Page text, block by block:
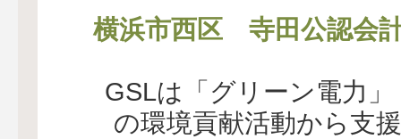
横浜市西区 寺田公認会
GSLは「グリーン電力
の環境貢献活動から支